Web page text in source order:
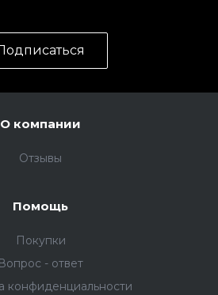
О компании
Отзывы
Помощь
Покупки
Вопрос - ответ
конфиденциальности